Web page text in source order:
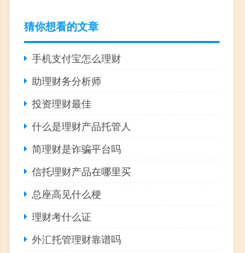
猜你想看的文章
手机支付宝怎么理财
助理财务分析师
投资理财最佳
什么是理财产品托管人
简理财是诈骗平台吗
信托理财产品在哪里买
总座高见什么梗
理财考什么证
外汇托管理财靠谱吗